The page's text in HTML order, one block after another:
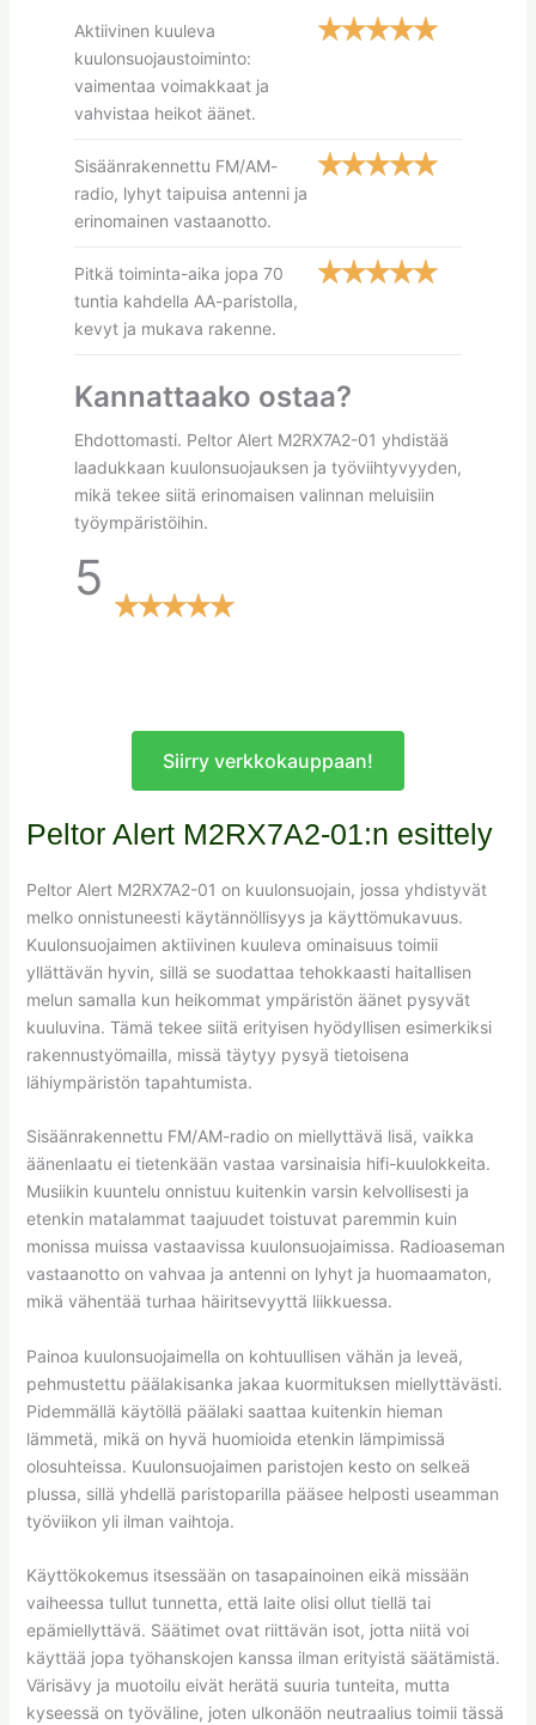
Aktiivinen kuuleva
kuulonsuojaustoiminto:
vaimentaa voimakkaat ja
vahvistaa heikot äänet.
Sisäänrakennettu FM/AM-
radio, lyhyt taipuisa antenni ja
erinomainen vastaanotto.
Pitkä toiminta-aika jopa 70
tuntia kahdella AA-paristolla,
kevyt ja mukava rakenne.
Kannattaako ostaa?
Ehdottomasti. Peltor Alert M2RX7A2-01 yhdistää
laadukkaan kuulonsuojauksen ja työviihtyvyyden,
mikä tekee siitä erinomaisen valinnan meluisiin
työympäristöihin.
5
Siirry verkkokauppaan!
Peltor Alert M2RX7A2-01:n esittely
Peltor Alert M2RX7A2-01 on kuulonsuojain, jossa yhdistyvät
melko onnistuneesti käytännöllisyys ja käyttömukavuus.
Kuulonsuojaimen aktiivinen kuuleva ominaisuus toimii
yllättävän hyvin, sillä se suodattaa tehokkaasti haitallisen
melun samalla kun heikommat ympäristön äänet pysyvät
kuuluvina. Tämä tekee siitä erityisen hyödyllisen esimerkiksi
rakennustyömailla, missä täytyy pysyä tietoisena
lähiympäristön tapahtumista.
Sisäänrakennettu FM/AM-radio on miellyttävä lisä, vaikka
äänenlaatu ei tietenkään vastaa varsinaisia hifi-kuulokkeita.
Musiikin kuuntelu onnistuu kuitenkin varsin kelvollisesti ja
etenkin matalammat taajuudet toistuvat paremmin kuin
monissa muissa vastaavissa kuulonsuojaimissa. Radioaseman
vastaanotto on vahvaa ja antenni on lyhyt ja huomaamaton,
mikä vähentää turhaa häiritsevyyttä liikkuessa.
Painoa kuulonsuojaimella on kohtuullisen vähän ja leveä,
pehmustettu päälakisanka jakaa kuormituksen miellyttävästi.
Pidemmällä käytöllä päälaki saattaa kuitenkin hieman
lämmetä, mikä on hyvä huomioida etenkin lämpimissä
olosuhteissa. Kuulonsuojaimen paristojen kesto on selkeä
plussa, sillä yhdellä paristoparilla pääsee helposti useamman
työviikon yli ilman vaihtoja.
Käyttökokemus itsessään on tasapainoinen eikä missään
vaiheessa tullut tunnetta, että laite olisi ollut tiellä tai
epämiellyttävä. Säätimet ovat riittävän isot, jotta niitä voi
käyttää jopa työhanskojen kanssa ilman erityistä säätämistä.
Värisävy ja muotoilu eivät herätä suuria tunteita, mutta
kyseessä on työväline, joten ulkonäön neutraalius toimii tässä